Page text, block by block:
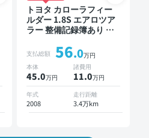
トヨタ カローラフィー
ルダー 1.8S エアロツア
ラー 整備記録簿あり 販
マートキー ETC バック
モニター
支払総額 56.0万円
本体
45.0万円
諸費用
11.0万円
年式
2008
走行距離
3.4万km